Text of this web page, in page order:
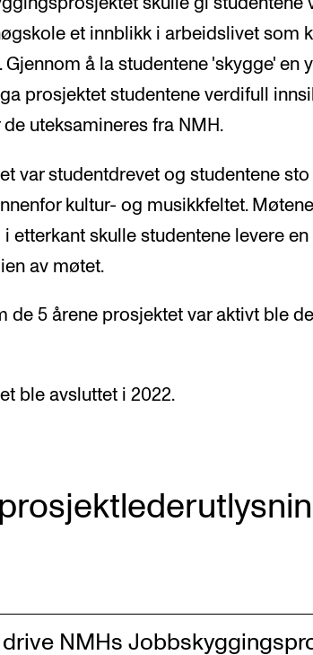
skulle gi studentene
et innblikk i arbeidslivet som
Gjennom å la studentene 'skygge' en
prosjektet studentene verdifull
de uteksamineres fra NMH.
var studentdrevet og studentene
kultur- og musikkfeltet.
etterkant skulle studentene levere
av møtet.
de 5 årene prosjektet var aktivt ble
ble avsluttet i 2022.
drive NMHs